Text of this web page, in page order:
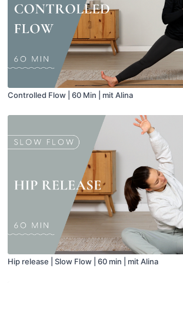
Controlled Flow | 60 Min | mit Alina
Hip release | Slow Flow | 60 min | mit Alina